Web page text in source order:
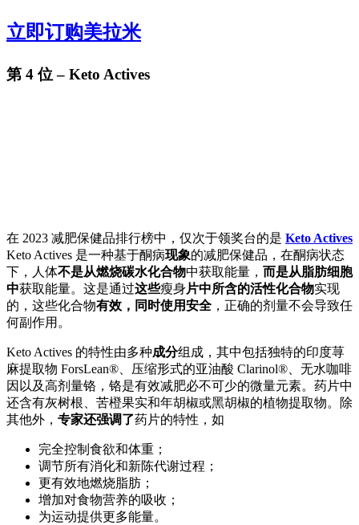
立即订购美拉米
第 4 位 – Keto Actives
在 2023 减肥保健品排行榜中，仅次于领奖台的是 Keto Actives
Keto Actives 是一种基于酮病现象的减肥保健品，在酮病状态
下，人体不是从燃烧碳水化合物中获取能量， 而是从脂肪细胞
中获取能量。这是通过这些瘦身片中所含的活性化合物实现
的，这些化合物有效，同时使用安全 ，正确的剂量不会导致任
何副作用。
Keto Actives 的特性由多种成分组成，其中包括独特的印度荨
麻提取物 ForsLean®、压缩形式的亚油酸 Clarinol®、无水咖啡
因以及高剂量铬，铬是有效减肥必不可少的微量元素。药片中
还含有灰树根、苦橙果实和年胡椒或黑胡椒的植物提取物。除
其他外， 专家还强调了药片的特性，如
完全控制食欲和体重；
调节所有消化和新陈代谢过程；
更有效地燃烧脂肪；
增加对食物营养的吸收；
为运动提供更多能量。